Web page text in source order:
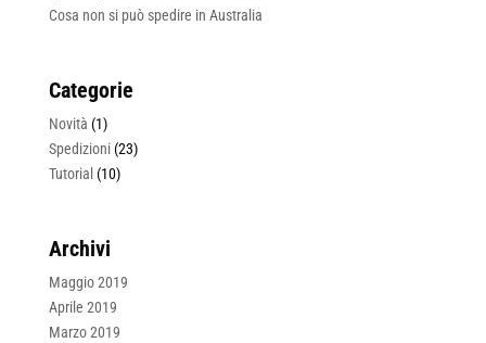
Cosa non si può spedire in Australia
Categorie
Novità (1)
Spedizioni(23)
Tutorial (10)
Archivi
Maggio 2019
Aprile 2019
Marzo 2019